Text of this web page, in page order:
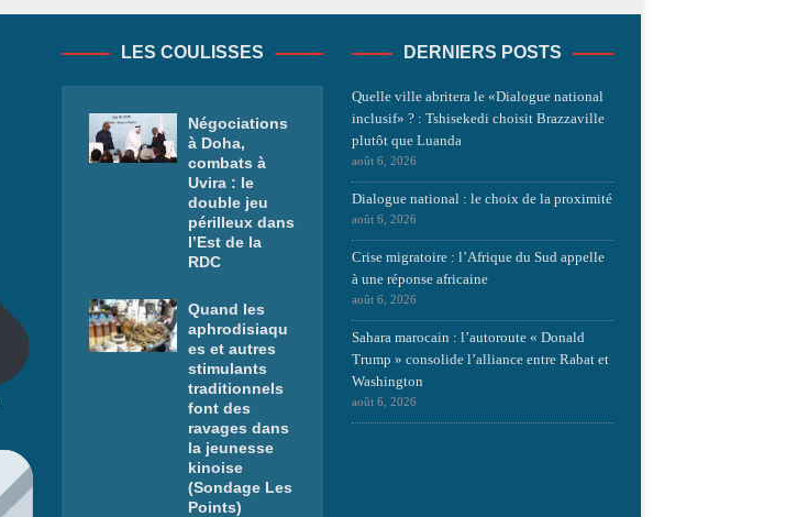
LES COULISSES
Négociations
à Doha,
combats à
Uvira : le
double jeu
périlleux dans
l’Est de la
RDC
Quand les
aphrodisiaqu
es et autres
stimulants
traditionnels
font des
ravages dans
la jeunesse
kinoise
(Sondage Les
Points)
DERNIERS POSTS
Quelle ville abritera le «Dialogue national
inclusif» ? : Tshisekedi choisit Brazzaville
plutôt que Luanda
août 6, 2026
Dialogue national : le choix de la proximité
août 6, 2026
Crise migratoire : l’Afrique du Sud appelle
à une réponse africaine
août 6, 2026
Sahara marocain : l’autoroute « Donald
Trump » consolide l’alliance entre Rabat et
Washington
août 6, 2026